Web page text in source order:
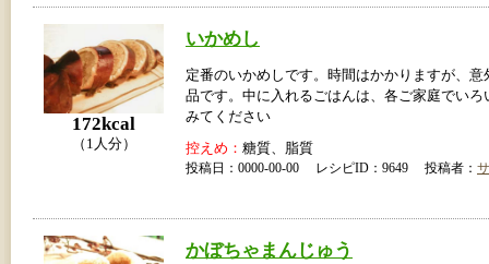
172kcal
（1人分）
いかめし
定番のいかめしです。時間はかかりますが、意
品です。中に入れるごはんは、各ご家庭でいろ
みてください
控えめ： 糖質、脂質
投稿日：0000-00-00 レシピID：9649 投稿者：
かぼちゃまんじゅう